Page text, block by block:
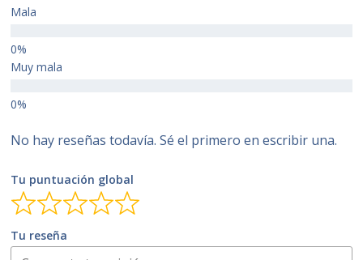
Mala
Muy mala
No hay reseñas todavía. Sé el primero en escribir una.
Tu puntuación global
Tu reseña